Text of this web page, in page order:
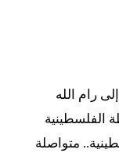
رام الله
الفلسطينية
متواصلة